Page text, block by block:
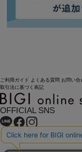
ご利用ガイド よくある質問 お問い合
取引法に基づく表記
OFFICIAL SNS
Copyright